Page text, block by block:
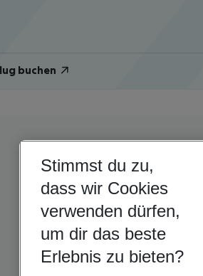
buchen
Stimmst du zu,
dass wir Cookies
verwenden dürfen,
um dir das beste
Erlebnis zu bieten?